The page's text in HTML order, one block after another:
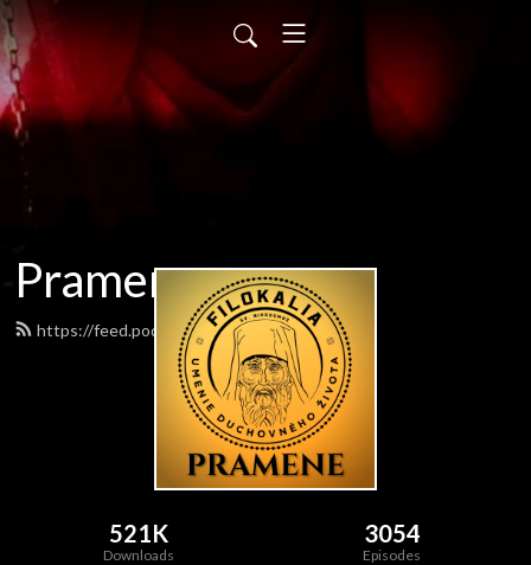
Pramene
https://feed.podbean.com/pramene/feed.xml
521K
Downloads
3054
Episodes